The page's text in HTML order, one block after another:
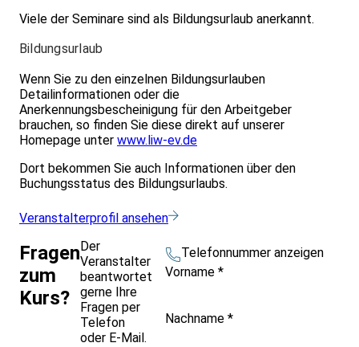
Viele der Seminare sind als Bildungsurlaub anerkannt.
Bildungsurlaub
Wenn Sie zu den einzelnen Bildungsurlauben
Detailinformationen oder die
Anerkennungsbescheinigung für den Arbeitgeber
brauchen, so finden Sie diese direkt auf unserer
Homepage unter www.liw-ev.de
Dort bekommen Sie auch Informationen über den
Buchungsstatus des Bildungsurlaubs.
Veranstalterprofil ansehen
Fragen
zum
Kurs?
Der
Veranstalter
beantwortet
gerne Ihre
Fragen per
Telefon
oder E-Mail.
Telefonnummer anzeigen
Vorname *
Nachname *